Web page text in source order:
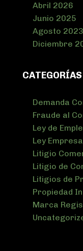
Abril 2026
Junio 2025
Agosto 2023
Diciembre
CATEGORÍAS
Demanda
Fraude al
Ley de
Ley
Litigio
Litigio de
Litigios de
Propiedad
Marca